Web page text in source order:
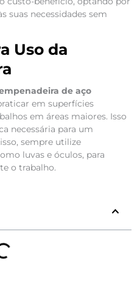
suas necessidades sem
Uso da
de aço
em superfícies
em áreas maiores. Isso
necessária para um
sempre utilize
luvas e óculos, para
o trabalho.